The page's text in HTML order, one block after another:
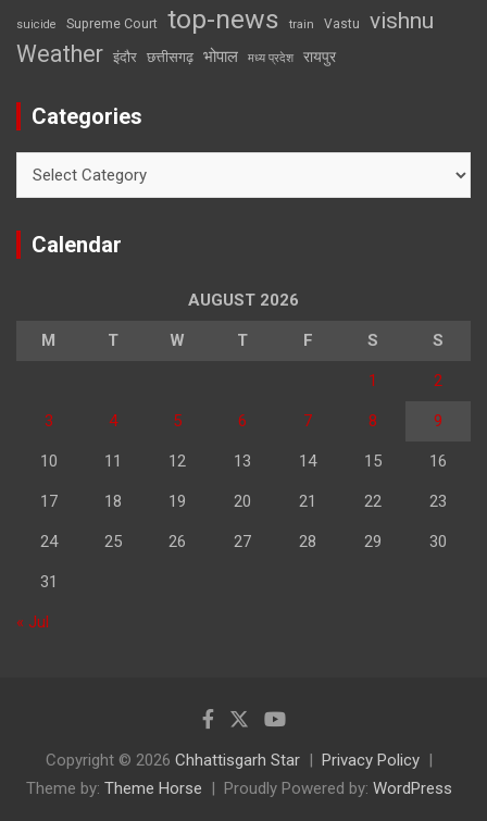
suicide Supreme Court top-news train Vastu vishnu
Weather इंदौर छत्तीसगढ़ भोपाल मध्य प्रदेश रायपुर
Categories
Calendar
AUGUST 2026
M T W T F S S
1 2
3 4 5 6 7 8 9
10 11 12 13 14 15 16
17 18 19 20 21 22 23
24 25 26 27 28 29 30
31
« Jul
Copyright © 2026 Chhattisgarh Star
Privacy Policy
Theme by: Theme Horse Proudly Powered by: WordPress